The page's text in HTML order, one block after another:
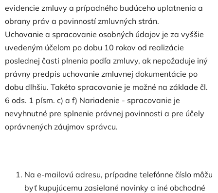
evidencie zmluvy a prípadného budúceho uplatnenia a
obrany práv a povinností zmluvných strán.
Uchovanie a spracovanie osobných údajov je za vyššie
uvedeným účelom po dobu 10 rokov od realizácie
poslednej časti plnenia podľa zmluvy, ak nepožaduje iný
právny predpis uchovanie zmluvnej dokumentácie po
dobu dlhšiu. Takéto spracovanie je možné na základe čl.
6 ods. 1 písm. c) a f) Nariadenie - spracovanie je
nevyhnutné pre splnenie právnej povinnosti a pre účely
oprávnených záujmov správcu.
Na e-mailovú adresu, prípadne telefónne číslo môžu
byť kupujúcemu zasielané novinky a iné obchodné